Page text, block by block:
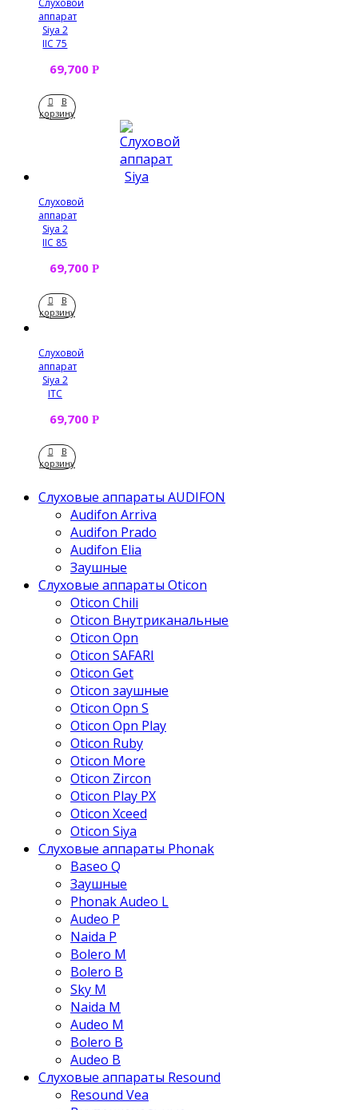
Слуховой
аппарат
Siya 2
IIC 75
69,700 Р
В
корзину
Слуховой
аппарат
Siya 2
IIC 85
69,700 Р
В
корзину
Слуховой
аппарат
Siya 2
IТC
69,700 Р
В
корзину
Слуховые аппараты AUDIFON
Audifon Arriva
Audifon Prado
Audifon Elia
Заушные
Слуховые аппараты Oticon
Oticon Chili
Oticon Внутриканальные
Oticon Opn
Oticon SAFARI
Oticon Get
Oticon заушные
Oticon Opn S
Oticon Opn Play
Oticon Ruby
Oticon More
Oticon Zircon
Oticon Play PX
Oticon Xceed
Oticon Siya
Слуховые аппараты Phonak
Baseo Q
Заушные
Phonak Audeo L
Audeo P
Naida P
Bolero M
Bolero B
Sky M
Naida M
Audeo М
Bolero B
Audeo B
Слуховые аппараты Resound
Resound Vea